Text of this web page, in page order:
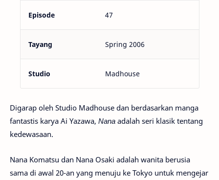
Episode 47
Tayang Spring 2006
Studio Madhouse
Digarap oleh Studio Madhouse dan berdasarkan manga
fantastis karya Ai Yazawa, Nana adalah seri klasik tentang
kedewasaan.
Nana Komatsu dan Nana Osaki adalah wanita berusia
sama di awal 20-an yang menuju ke Tokyo untuk mengejar